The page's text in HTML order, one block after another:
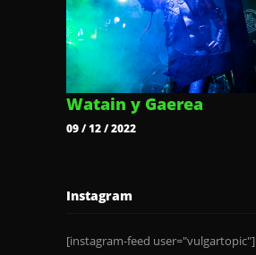
Watain y Gaerea
09 / 12 / 2022
Instagram
[instagram-feed user="vulgartopic"]